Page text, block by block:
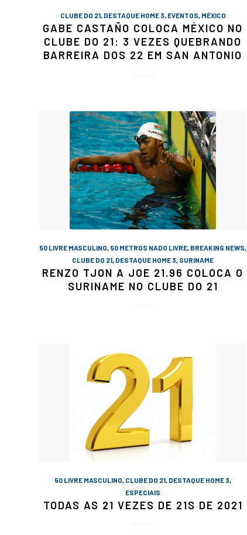
CLUBE DO 21, DESTAQUE HOME 3, EVENTOS, MÉXICO
GABE CASTAÑO COLOCA MÉXICO NO
CLUBE DO 21: 3 VEZES QUEBRANDO
BARREIRA DOS 22 EM SAN ANTONIO
50 LIVRE MASCULINO, 50 METROS NADO LIVRE, BREAKING NEWS,
CLUBE DO 21, DESTAQUE HOME 3, SURINAME
RENZO TJON A JOE 21.96 COLOCA O
SURINAME NO CLUBE DO 21
50 LIVRE MASCULINO, CLUBE DO 21, DESTAQUE HOME 3,
ESPECIAIS
TODAS AS 21 VEZES DE 21S DE 2021